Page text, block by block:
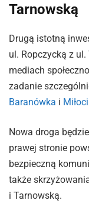
Tarnowską
Drugą istotną
ul. Ropczycką z
mediach
zadanie
Baranówka i
Nowa droga
prawej stronie
bezpieczną
także
i Tarnowską.